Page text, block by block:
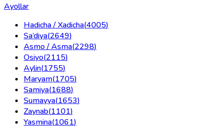
Ayollar
Hadicha / Xadicha(4005)
Sa’diya(2649)
Asmo / Asma(2298)
Osiyo(2115)
Aylin(1755)
Maryam(1705)
Samiya(1688)
Sumayya(1653)
Zaynab(1101)
Yasmina(1061)